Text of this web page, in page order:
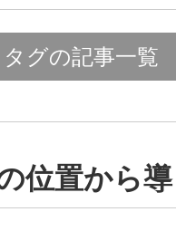
タグの記事一覧
位置から